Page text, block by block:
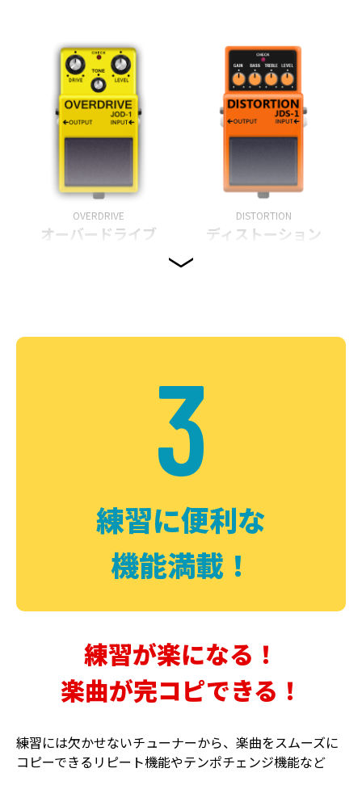
OVERDRIVE
オーバードライブ
DISTORTION
ディストーション
DELAY PHASER
3
練習に便利な
機能満載！
練習が楽になる！
楽曲が完コピできる！
練習には欠かせないチューナーから、楽曲をスムーズに
コピーできるリピート機能やテンポチェンジ機能など